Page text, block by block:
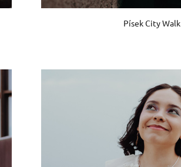
Písek City Walk